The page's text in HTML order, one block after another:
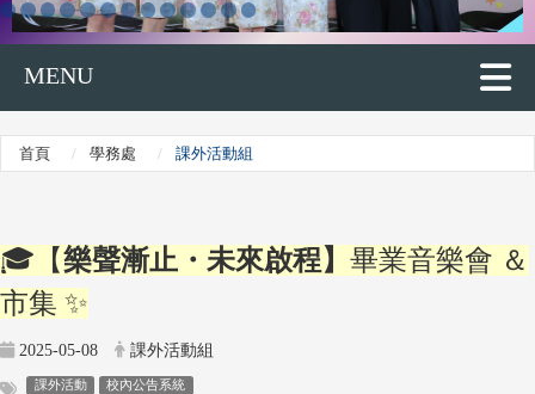
MENU
首頁 學務處 課外活動組
🎓【樂聲漸止・未來啟程】 畢業音樂會 ＆
市集 ✨
2025-05-08 課外活動組
課外活動 校內公告系統